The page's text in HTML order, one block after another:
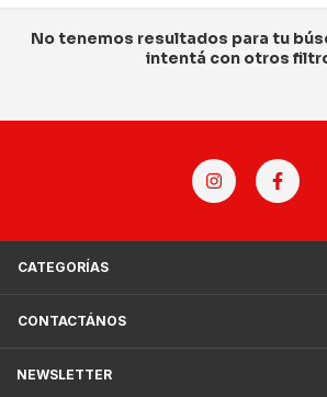
No tenemos resultados para tu
intentá con otros
CATEGORÍAS
CONTACTÁNOS
NEWSLETTER